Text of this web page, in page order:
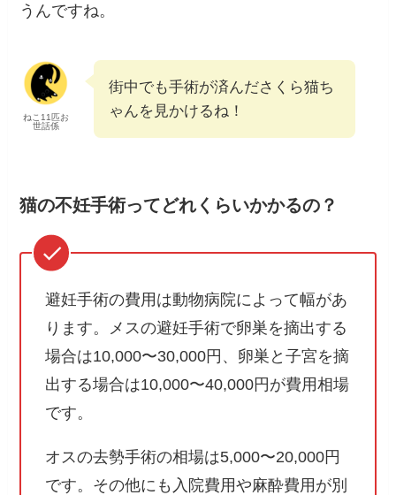
うんですね。
ねこ11匹お
世話係
街中でも手術が済んださくら猫ち
ゃんを見かけるね！
猫の不妊手術ってどれくらいかかるの？
避妊手術の費用は動物病院によって幅があ
ります。メスの避妊手術で卵巣を摘出する
場合は10,000〜30,000円、卵巣と子宮を摘
出する場合は10,000〜40,000円が費用相場
です。
オスの去勢手術の相場は5,000〜20,000円
です。その他にも入院費用や麻酔費用が別